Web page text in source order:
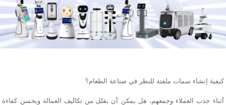
كيفية إنشاء سمات ملفتة للنظر في صناعة الطعام؟
أثناء جذب العملاء وجمعهم، هل يمكن أن يقلل من تكاليف العمالة ويحسن كفاءة